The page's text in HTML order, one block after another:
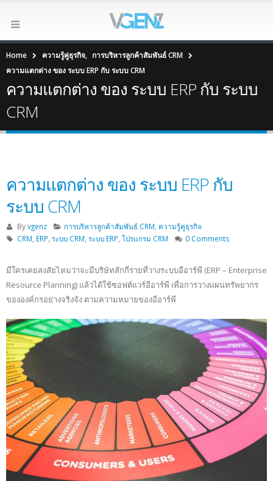
Home ความรู้คู่ธุรกิจ, การบริหารลูกค้าสัมพันธ์ CRM
ความแตกต่าง ของ ระบบ ERP กับ ระบบ CRM
ความแตกต่าง ของ ระบบ ERP กับ ระบบ
CRM
ความแตกต่าง ของ ระบบ ERP กับ
ระบบ CRM
Byvgenz การบริหารลูกค้าสัมพันธ์ CRM ความรู้คู่ธุรกิจ
CRM ERP ระบบ CRM ระบบ ERP โปรแกรม CRM 0 Comments
มีใครเคยสงสัยไหมว่าจะมีบริษัทสักกี่รายที่วางระบบอีอาร์พี (ERP – Enterprise
Resource Planning) แล้วได้ใช้ซอฟต์แวร์อีอาร์พี เพื่อการวางแผนทรัพยากร
ขององค์กรอย่างจริงจัง ตามความหมายของอีอาร์พี